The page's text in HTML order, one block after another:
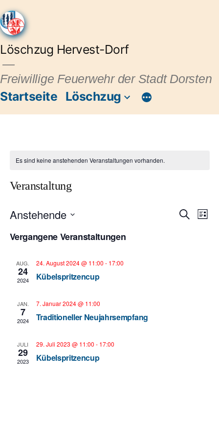
Löschzug Hervest-Dorf
Freiwillige Feuerwehr der Stadt Dorsten
Startseite Löschzug
Es sind keine anstehenden Veranstaltungen vorhanden.
Veranstaltung
Suche Liste
Anstehende
Datum
Vergangene Veranstaltungen
AUG.
24
2024
24. August 2024 @ 11:00 - 17:00
Kübelspritzencup
JAN.
7
2024
7. Januar 2024 @ 11:00
Traditioneller Neujahrsempfang
JULI
29
2023
29. Juli 2023 @ 11:00 - 17:00
Kübelspritzencup